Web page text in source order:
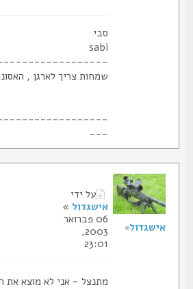
שמחות צריך לארגן , האסונות
על ידי
אישגדול»
06 פברואר
2003,
23:01
מתנצל - אני לא מוצא את
אישגדול